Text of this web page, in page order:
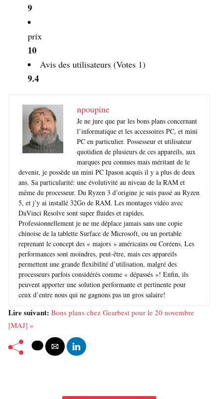
9
prix
10
Avis des utilisateurs (Votes 1)
9.4
npoupine
Je ne jure que par les bons plans concernant
l’informatique et les accessoires PC, et mini
PC en particulier. Possesseur et utilisateur
quotidien de plusieurs de ces appareils, aux
marques peu connues mais méritant de le
devenir, je possède un mini PC Ipason acquis il y a plus de deux
ans. Sa particularité: une évolutivité au niveau de la RAM et
même du processeur. Du Ryzen 3 d’origine je suis passé au Ryzen
5, et j’y ai installé 32Go de RAM. Les montages vidéo avec
DaVinci Resolve sont super fluides et rapides.
Professionnellement je ne me déplace jamais sans une copie
chinoise de la tablette Surface de Microsoft, ou un portable
reprenant le concept des « majors » américains ou Coréens. Les
performances sont moindres, peut-être, mais ces appareils
permettent une grande flexibilité d’utilisation, malgré des
processeurs parfois considérés comme « dépassés »! Enfin, ils
peuvent apporter une solution performante et pertinente pour
ceux d’entre nous qui ne gagnons pas un gros salaire!
Lire suivant: Bons plans chez Gearbest pour le 20 novembre
[MAJ] »